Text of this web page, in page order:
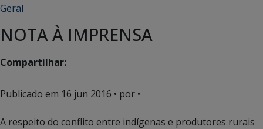
Geral
NOTA À IMPRENSA
Compartilhar:
Publicado em 16 jun 2016 • por •
A respeito do conflito entre indígenas e produtores rurais